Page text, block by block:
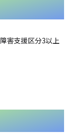
害支援区分3以上